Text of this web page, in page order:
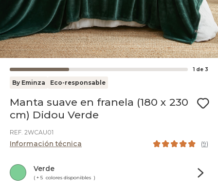
1 de 3
By Eminza Eco-responsable
Manta suave en franela (180 x 230
cm) Didou Verde
REF. 2WCAU01
Información técnica (9)
Verde
( + 5 colores disponibles )